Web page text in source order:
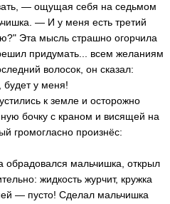
— ощущая себя на седьмом
— И у меня есть третий
Эта мысль страшно огорчила
придумать... всем желаниям
волосок, он сказал:
будет у меня!
к земле и осторожно
бочку с краном и висящей на
громогласно произнёс:
обрадовался мальчишка, открыл
жидкость журчит, кружка
— пусто! Сделал мальчишка